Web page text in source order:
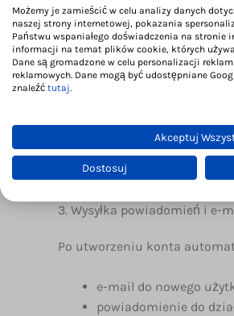
CRM (Bitrix24,
komunikacja (Slack,
organizacja pracy
poczta i biuro (Google
Twoja własna
System przypisuje
3. Wysyłka powiadomień i e-
Po utworzeniu konta
e-mail do nowego
powiadomienie do
Możemy je zamieścić w celu analizy danych
naszej strony internetowej, pokazania
Państwu wspaniałego doświadczenia na stronie
informacji na temat plików cookie, których
Dane są gromadzone w celu personalizacji
reklamowych. Dane mogą być udostępniane
znaleźć tutaj.
Akceptuj
Dostosuj